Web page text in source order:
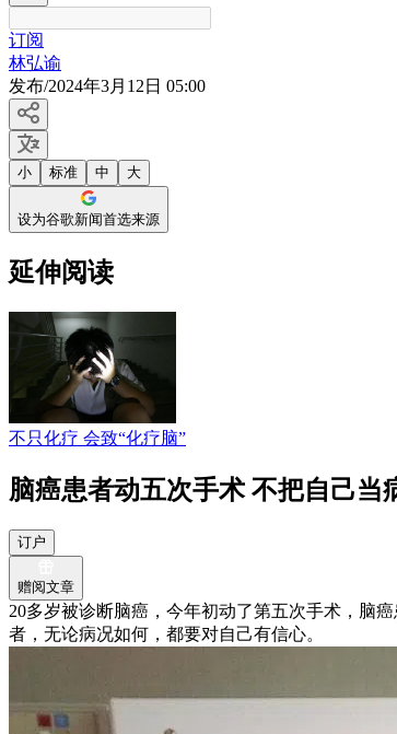
订阅
林弘谕
发布/2024年3月12日 05:00
小 标准 中 大
设为谷歌新闻首选来源
延伸阅读
不只化疗 会致“化疗脑”
脑癌患者动五次手术 不把自己当
订户
赠阅文章
20多岁被诊断脑癌，今年初动了第五次手术，脑
者，无论病况如何，都要对自己有信心。